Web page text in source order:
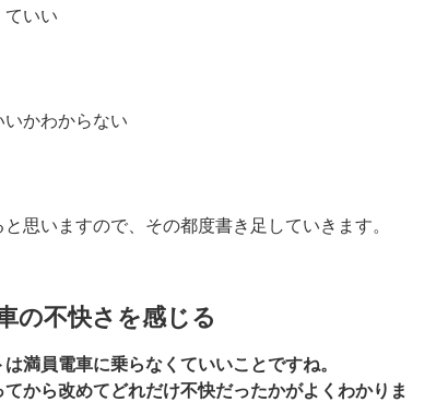
ていい
いかわからない
思いますので、その都度書き足していきます。
の不快さを感じる
満員電車に乗らなくていいことですね。
から改めてどれだけ不快だったかがよくわかりま